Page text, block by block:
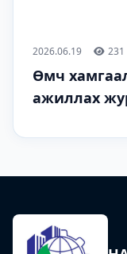
2026.06.19 231
Өмч
ажиллах